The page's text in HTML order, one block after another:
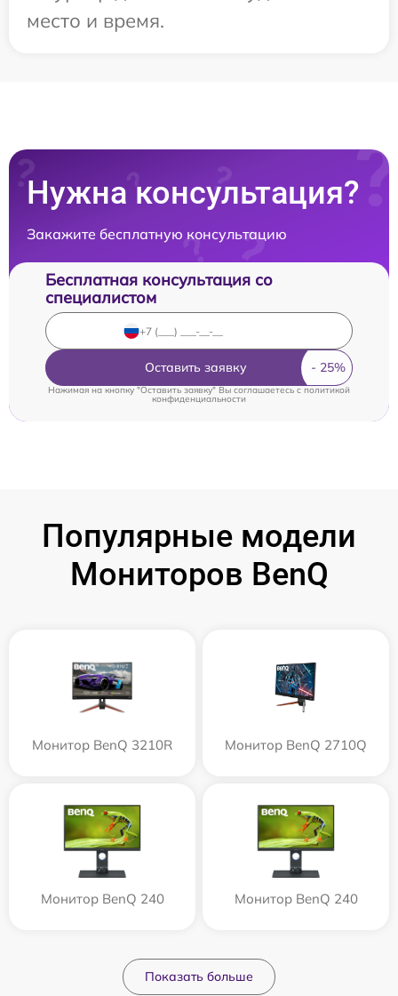
место и время.
Нужна консультация?
Закажите бесплатную консультацию
Бесплатная консультация со
специалистом
Оставить заявку
Нажимая на кнопку "Оставить заявку" Вы соглашаетесь cполитикой
конфиденциальности
Популярные модели
Мониторов BenQ
Монитор BenQ 3210R Монитор BenQ 2710Q
Монитор BenQ 240 Монитор BenQ 240
Показать больше